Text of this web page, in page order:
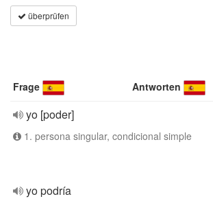
überprüfen
Frage Antworten
yo [poder]
1. persona singular, condicional simple
yo podría